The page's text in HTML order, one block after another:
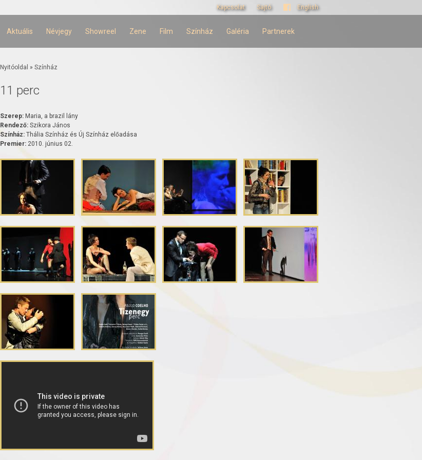
tartalomra
Kapcsolat Sajtó English
Aktuális Névjegy Showreel Zene Film Színház Galéria Partnerek
Jelenlegi hely
Nyitóoldal » Színház
11 perc
Szerep: Maria, a brazil lány
Rendező: Szikora János
Színház: Thália Színház és Új Színház előadása
Premier: 2010. június 02.